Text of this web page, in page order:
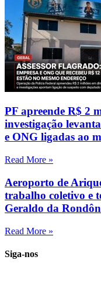
PF apreende R$ 2
investigação
e ONG ligadas ao
Read More »
Aeroporto de
trabalho coletivo e
Geraldo da
Read More »
Siga-nos